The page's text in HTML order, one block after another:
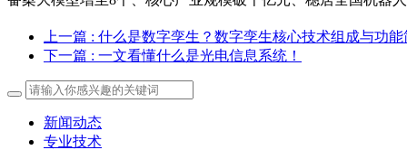
上一篇 : 什么是数字孪生？数字孪生核心技术组成与功能
下一篇 : 一文看懂什么是光电信息系统！
新闻动态
专业技术